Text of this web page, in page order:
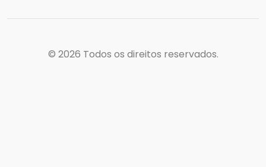
© 2026 Todos os direitos reservados.